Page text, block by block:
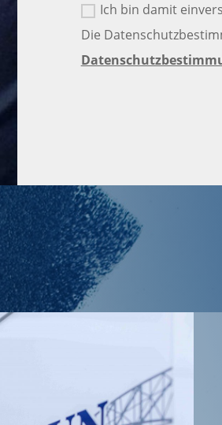
Ich bin damit
Die